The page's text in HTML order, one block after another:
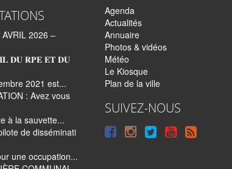
2026 –
𝐃𝐔 𝐑𝐏𝐄 𝐄𝐓 𝐃𝐔
2021 est...
: Avez vous
à la sauvette...
de disséminati
une occupation...
Agenda
Actualités
Annuaire
Photos & vidéos
Météo
Le Kiosque
Plan de la ville
SUIVEZ-NOUS
SuivreSuivreSuivre